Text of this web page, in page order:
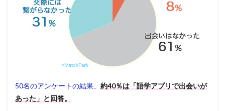
50名のアンケートの結果
約40％は「語学アプリで出会いが
あった」と回答。